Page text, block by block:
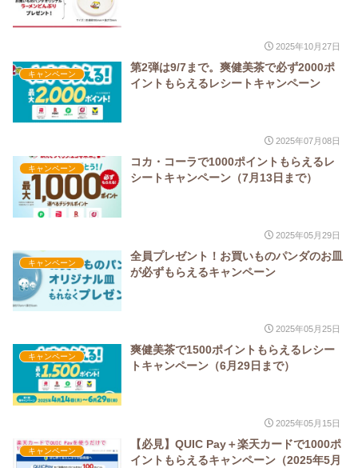
2025年10月27日
キャンペーン
第2弾は9/7まで。爽健美茶で必ず2000ポ
イントもらえるレシートキャンペーン
2025年07月08日
キャンペーン
コカ・コーラで1000ポイントもらえるレ
シートキャンペーン（7月13日まで）
2025年05月29日
キャンペーン
全員プレゼント！お買いものパンダのお皿
が必ずもらえるキャンペーン
2025年05月25日
キャンペーン
爽健美茶で1500ポイントもらえるレシー
トキャンペーン（6月29日まで）
2025年05月15日
キャンペーン
【必見】QUIC Pay＋楽天カードで1000ポ
イントもらえるキャンペーン（2025年5月